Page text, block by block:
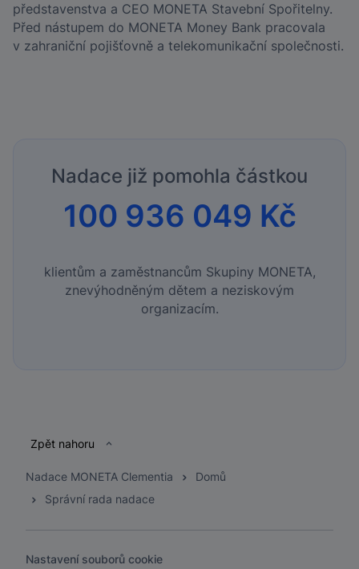
představenstva a CEO MONETA Stavební Spořitelny.
Před nástupem do MONETA Money Bank pracovala
v zahraniční pojišťovně a telekomunikační společnosti.
Nadace již pomohla částkou
100 936 049 Kč
klientům a zaměstnancům Skupiny MONETA,
znevýhodněným dětem a neziskovým
organizacím.
Nadace MONETA Clementia
Domů
Správní rada nadace
Zpět nahoru
Nastavení souborů cookie